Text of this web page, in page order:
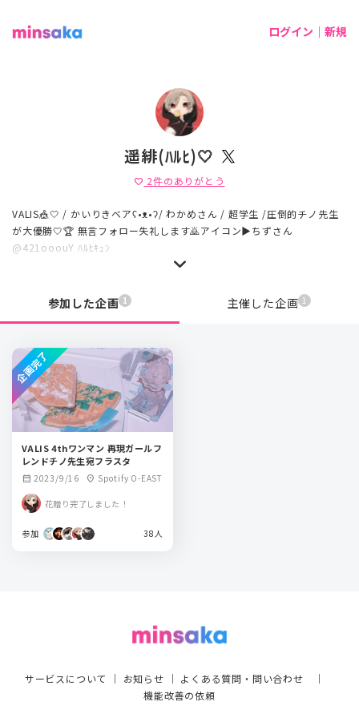
ログイン｜新規
遥緋(ﾊﾙﾋ)🤍
favorite 2件のありがとう
VALIS🎪🤍 / かいりきベアʕ•ᴥ•ʔ/ わかめさん / 超学生 /圧倒的チノ先生
が大優勝🤍🏆 無言フォロー失礼します🙇アイコン▶︎ちずさん
@421ooouY ﾊﾙﾋｷｭﾝ
参加した企画 1 主催した企画 1
VALIS 4thワンマン 再現ガールフ
レンドチノ先生宛フラスタ
calendar_month 2023/9/16 location_on Spotify O-EAST
花贈り完了しました！
参加 38人
企画完了
サービスについて ｜ お知らせ ｜ よくある質問・問い合わせ ｜
機能改善の依頼